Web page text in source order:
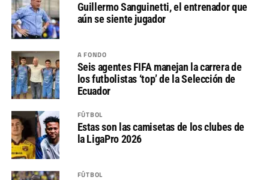
Guillermo Sanguinetti, el entrenador que
aún se siente jugador
A FONDO
Seis agentes FIFA manejan la carrera de
los futbolistas ‘top’ de la Selección de
Ecuador
FÚTBOL
Estas son las camisetas de los clubes de
la LigaPro 2026
FÚTBOL